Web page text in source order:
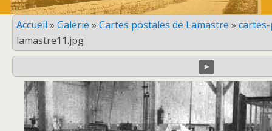
Accueil » Galerie » Cartes postales de Lamastre »
lamastre11.jpg